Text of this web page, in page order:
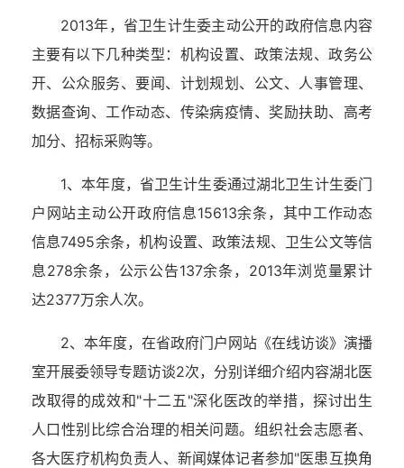
2013年，省卫生计生委主动公开的政府信息内容
主要有以下几种类型：机构设置、政策法规、政务公
开、公众服务、要闻、计划规划、公文、人事管理、
数据查询、工作动态、传染病疫情、奖励扶助、高考
加分、招标采购等。
1、本年度，省卫生计生委通过湖北卫生计生委门
户网站主动公开政府信息15613余条，其中工作动态
信息7495余条，机构设置、政策法规、卫生公文等信
息278余条，公示公告137余条，2013年浏览量累计
达2377万余人次。
2、本年度，在省政府门户网站《在线访谈》演播
室开展委领导专题访谈2次，分别详细介绍内容湖北医
改取得的成效和"十二五"深化医改的举措，探讨出生
人口性别比综合治理的相关问题。组织社会志愿者、
各大医疗机构负责人、新闻媒体记者参加"医患互换角